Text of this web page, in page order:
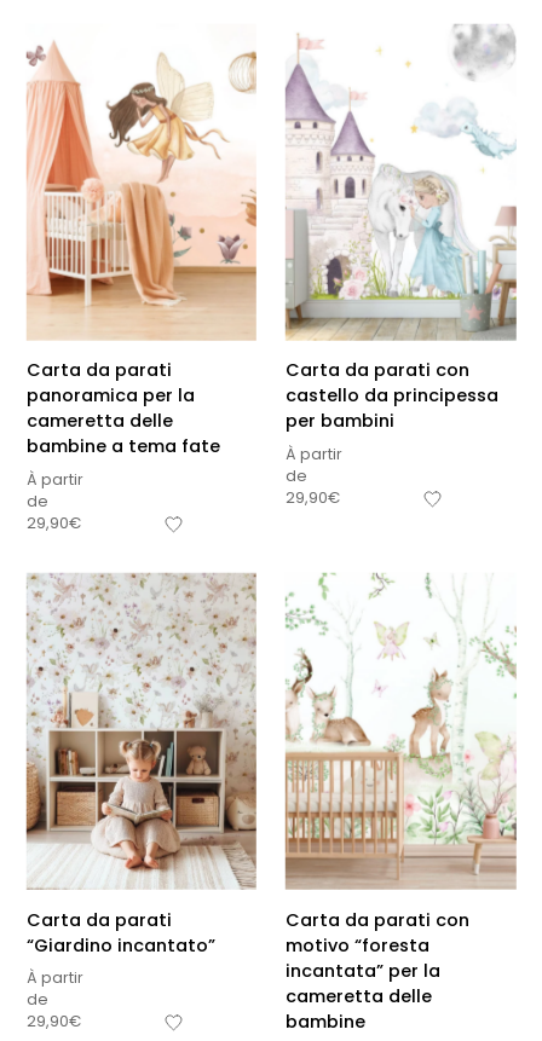
Carta da parati
panoramica per la
cameretta delle
bambine a tema fate
À partir
de
29,90€
Carta da parati con
castello da principessa
per bambini
À partir
de
29,90€
Carta da parati
“Giardino incantato”
À partir
de
29,90€
Carta da parati con
motivo “foresta
incantata” per la
cameretta delle
bambine